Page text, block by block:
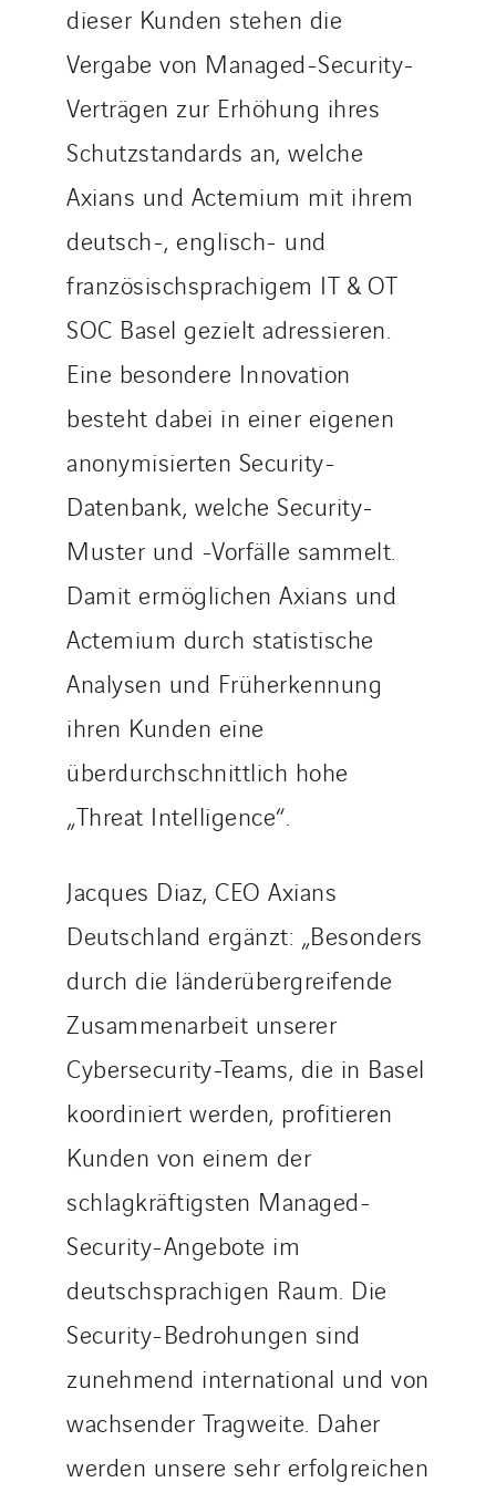
dieser Kunden stehen die
Vergabe von Managed-Security-
Verträgen zur Erhöhung ihres
Schutzstandards an, welche
Axians und Actemium mit ihrem
deutsch-, englisch- und
französischsprachigem IT & OT
SOC Basel gezielt adressieren.
Eine besondere Innovation
besteht dabei in einer eigenen
anonymisierten Security-
Datenbank, welche Security-
Muster und -Vorfälle sammelt.
Damit ermöglichen Axians und
Actemium durch statistische
Analysen und Früherkennung
ihren Kunden eine
überdurchschnittlich hohe
„Threat Intelligence“.
Jacques Diaz, CEO Axians
Deutschland ergänzt: „Besonders
durch die länderübergreifende
Zusammenarbeit unserer
Cybersecurity-Teams, die in Basel
koordiniert werden, profitieren
Kunden von einem der
schlagkräftigsten Managed-
Security-Angebote im
deutschsprachigen Raum. Die
Security-Bedrohungen sind
zunehmend international und von
wachsender Tragweite. Daher
werden unsere sehr erfolgreichen